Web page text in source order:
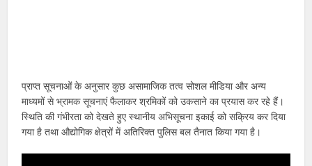
प्राप्त सूचनाओं के अनुसार कुछ असामाजिक तत्व सोशल मीडिया और अन्य
माध्यमों से भ्रामक सूचनाएं फैलाकर श्रमिकों को उकसाने का प्रयास कर रहे हैं।
स्थिति की गंभीरता को देखते हुए स्थानीय अभिसूचना इकाई को सक्रिय कर दिया
गया है तथा औद्योगिक क्षेत्रों में अतिरिक्त पुलिस बल तैनात किया गया है।